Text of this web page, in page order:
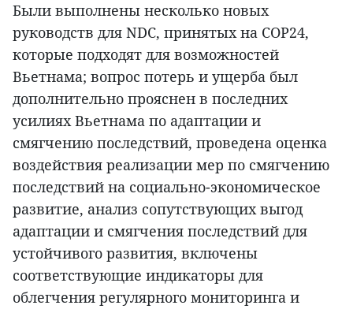
Были выполнены несколько новых
руководств для NDC, принятых на COP24,
которые подходят для возможностей
Вьетнама; вопрос потерь и ущерба был
дополнительно прояснен в последних
усилиях Вьетнама по адаптации и
смягчению последствий, проведена оценка
воздействия реализации мер по смягчению
последствий на социально-экономическое
развитие, анализ сопутствующих выгод
адаптации и смягчения последствий для
устойчивого развития, включены
соответствующие индикаторы для
облегчения регулярного мониторинга и